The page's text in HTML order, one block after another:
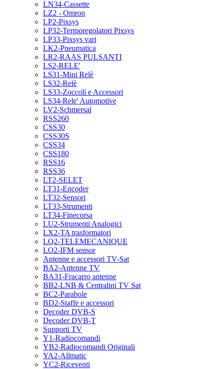
LN34-Cassette
LZ2 - Omron
LP2-Pixsys
LP32-Termoregolatori Pixsys
LP33-Pixsys vari
LK2-Pneumatica
LR2-RAAS PULSANTI
LS2-RELE'
LS31-Mini Relè
LS32-Relè
LS33-Zoccoli e Accessori
LS34-Rele' Automotive
LV2-Schmersal
RSS260
CSS30
CSS30S
CSS34
CSS180
RSS16
RSS36
LT2-SELET
LT31-Encoder
LT32-Sensori
LT33-Strumenti
LT34-Finecorsa
LU2-Strumenti Analogici
LX2-TA trasformatori
LQ2-TELEMECANIQUE
LO2-IFM sensor
Antenne e accessori TV-Sat
BA2-Antenne TV
BA31-Fracarro antenne
BB2-LNB & Centralini TV Sat
BC2-Parabole
BD2-Staffe e accessori
Decoder DVB-S
Decoder DVB-T
Supporti TV
Y1-Radiocomandi
YB2-Radiocomandi Originali
YA2-Allmatic
YC2-Riceventi